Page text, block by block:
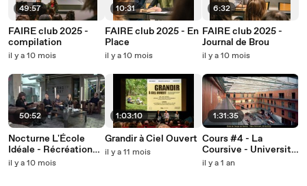
49:57
FAIRE club 2025 -
compilation
il y a 10 mois
50:52
Nocturne L'École
Idéale - Récréation
idéale #2 - Table
il y a 10 mois
10:31
FAIRE club 2025 - En
Place
il y a 10 mois
1:03:10
Grandir à Ciel Ouvert
il y a 11 mois
6:32
FAIRE club 2025 -
Journal de Brou
il y a 10 mois
1:31:35
Cours #4 - La
Coursive - Université
Populaire
il y a 1 an